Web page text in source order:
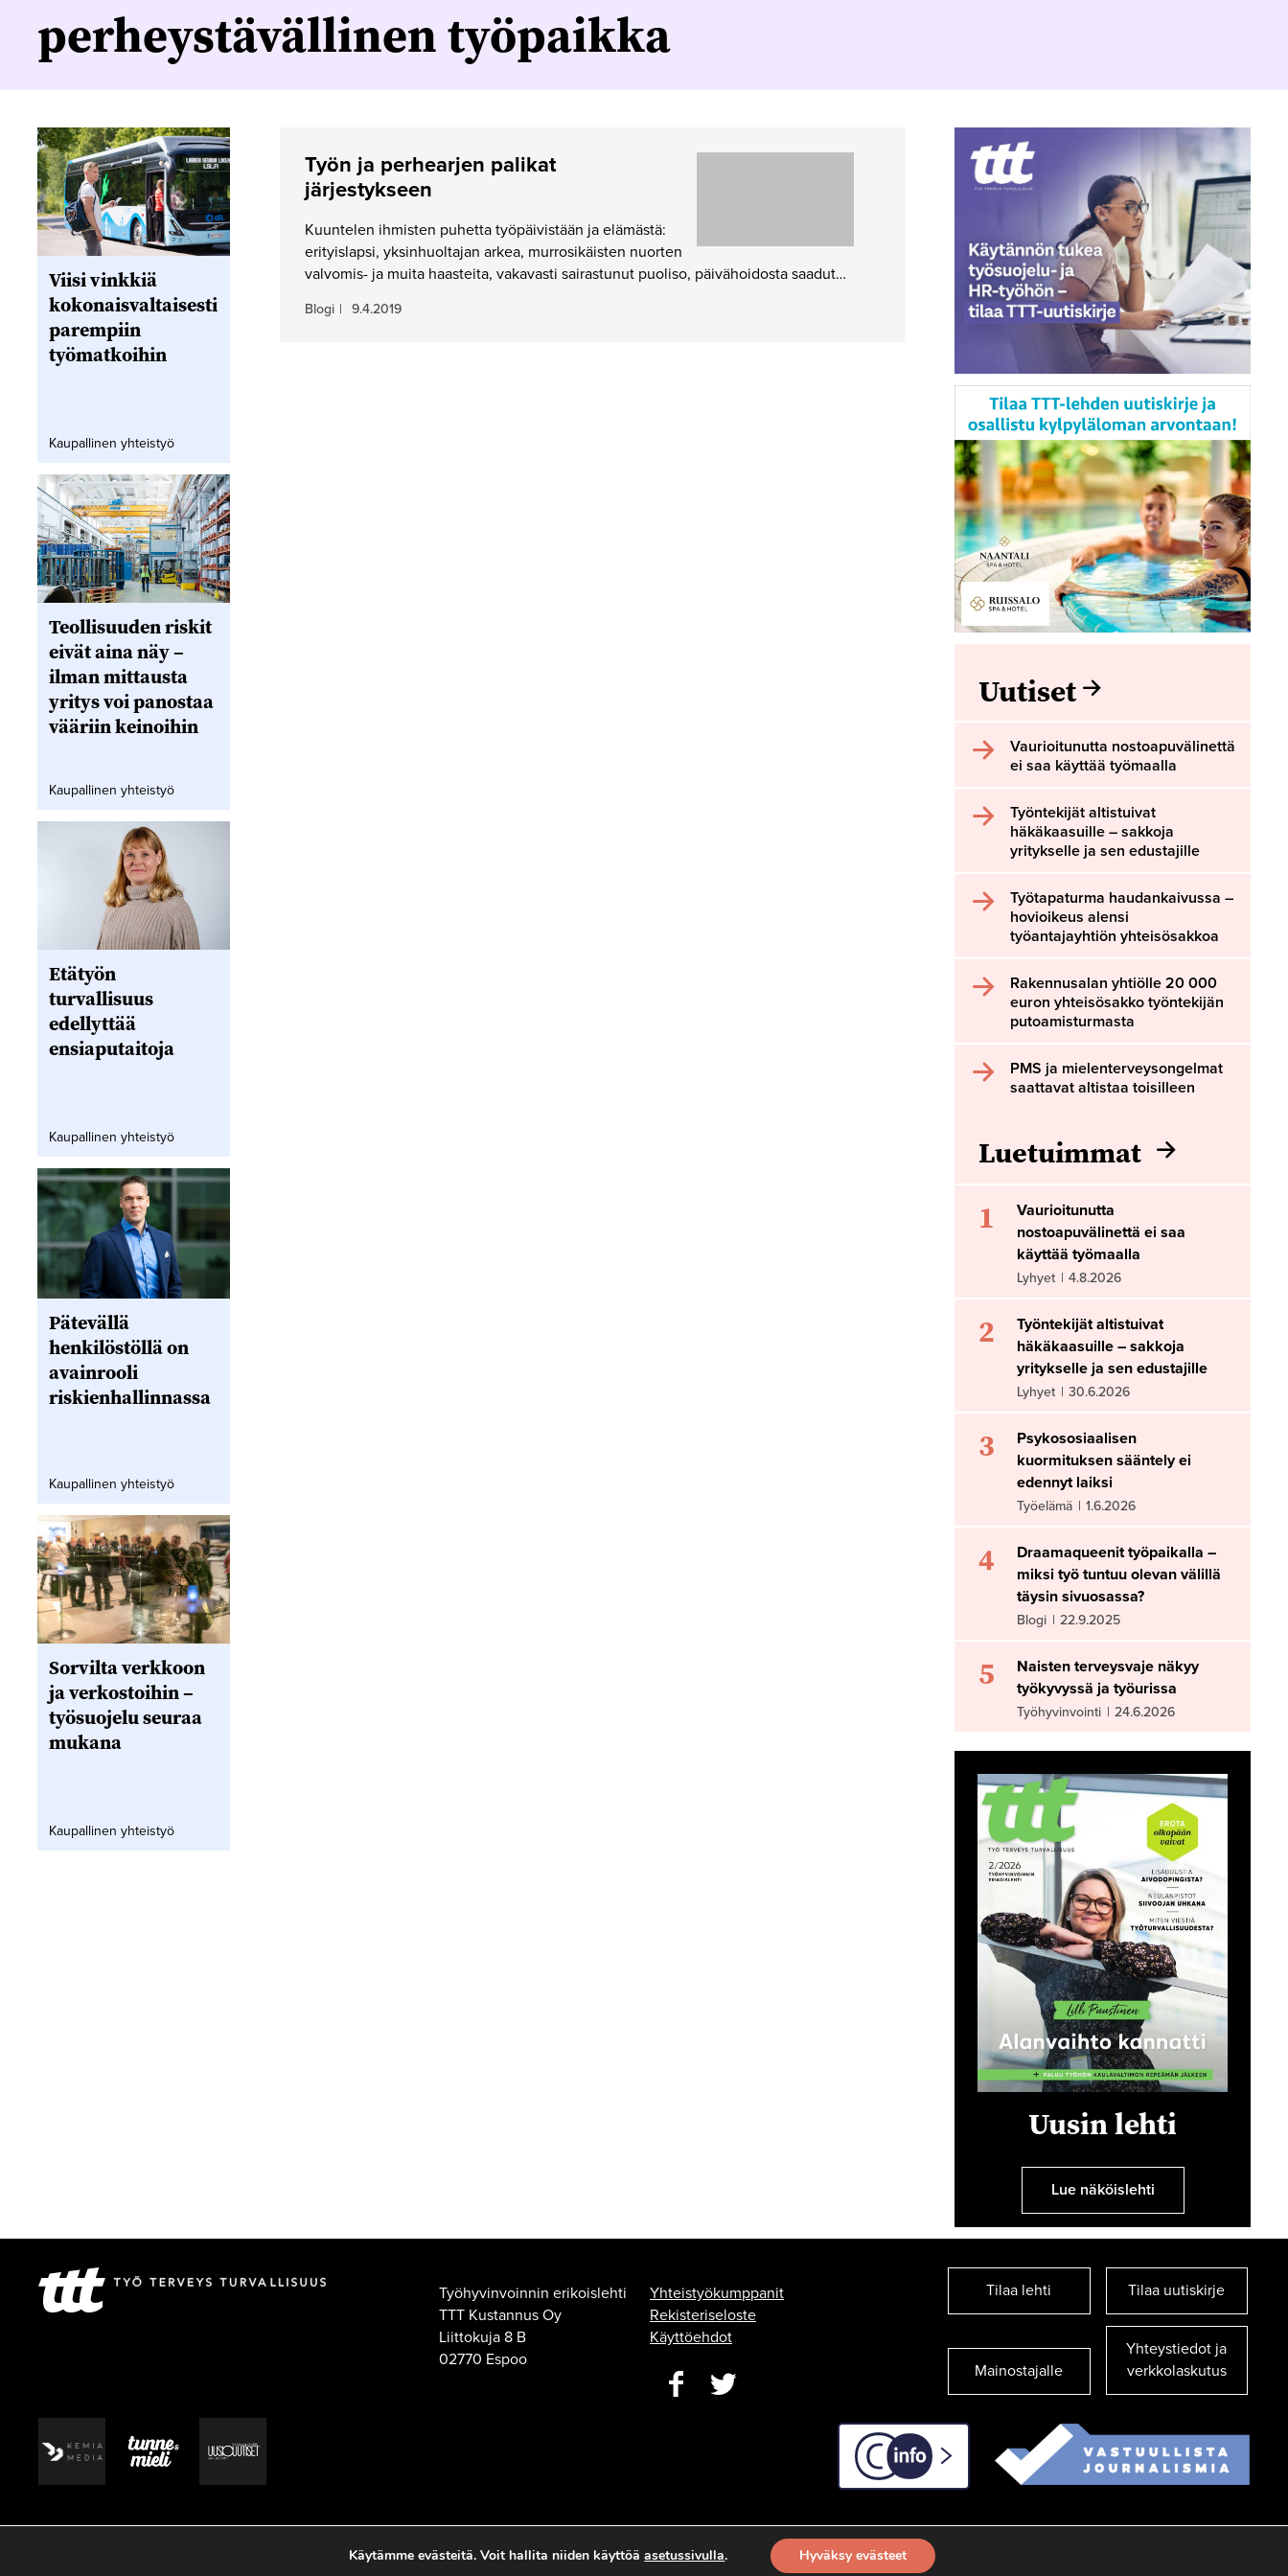
perheystävällinen työpaikka
Työn ja perhearjen palikat
järjestykseen
Kuuntelen ihmisten puhetta työpäivistään ja elämästä:
erityislapsi, yksinhuoltajan arkea, murrosikäisten nuorten
valvomis- ja muita haasteita, vakavasti sairastunut puoliso, päivähoidosta saadut…
Blogi | 9.4.2019
Viisi vinkkiä
kokonaisvaltaisesti
parempiin
työmatkoihin
Kaupallinen yhteistyö
Teollisuuden riskit
eivät aina näy –
ilman mittausta
yritys voi panostaa
vääriin keinoihin
Kaupallinen yhteistyö
Etätyön
turvallisuus
edellyttää
ensiaputaitoja
Kaupallinen yhteistyö
Pätevällä
henkilöstöllä on
avainrooli
riskienhallinnassa
Kaupallinen yhteistyö
Sorvilta verkkoon
ja verkostoihin –
työsuojelu seuraa
mukana
Kaupallinen yhteistyö
Uutiset
Vaurioitunutta nostoapuvälinettä
ei saa käyttää työmaalla
Työntekijät altistuivat
häkäkaasuille – sakkoja
yritykselle ja sen edustajille
Työtapaturma haudankaivussa –
hovioikeus alensi
työantajayhtiön yhteisösakkoa
Rakennusalan yhtiölle 20 000
euron yhteisösakko työntekijän
putoamisturmasta
PMS ja mielenterveysongelmat
saattavat altistaa toisilleen
Luetuimmat
1
Vaurioitunutta
nostoapuvälinettä ei saa
käyttää työmaalla
Lyhyet | 4.8.2026
2
Työntekijät altistuivat
häkäkaasuille – sakkoja
yritykselle ja sen edustajille
Lyhyet | 30.6.2026
3
Psykososiaalisen
kuormituksen sääntely ei
edennyt laiksi
Työelämä | 1.6.2026
4
Draamaqueenit työpaikalla –
miksi työ tuntuu olevan välillä
täysin sivuosassa?
Blogi | 22.9.2025
5
Naisten terveysvaje näkyy
työkyvyssä ja työurissa
Työhyvinvointi | 24.6.2026
Uusin lehti
Lue näköislehti
Työhyvinvoinnin erikoislehti
TTT Kustannus Oy
Liittokuja 8 B
02770 Espoo
Yhteistyökumppanit
Rekisteriseloste
Käyttöehdot
Tilaa lehti Tilaa uutiskirje
Mainostajalle
Yhteystiedot ja
verkkolaskutus
C-info
Käytämme evästeitä. Voit hallita niiden käyttöäasetussivulla. Hyväksy evästeet